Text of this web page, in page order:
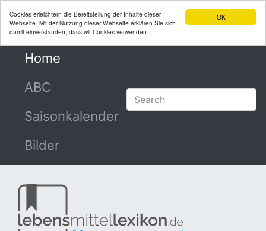
OK
Cookies erleichtern die Bereitstellung der Inhalte dieser
Webseite. Mit der Nutzung dieser Webseite erklären Sie sich
damit einverstanden, dass wir Cookies verwenden.
Home
ABC
Saisonkalender
Bilder